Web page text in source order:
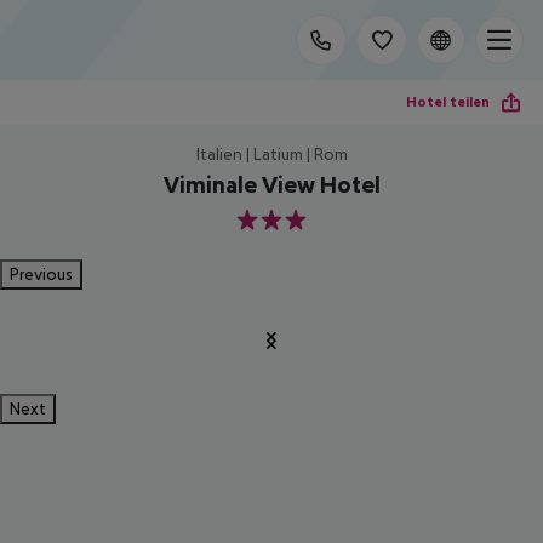
Hotel teilen
Italien | Latium | Rom
Viminale View Hotel
3
Previous
Next